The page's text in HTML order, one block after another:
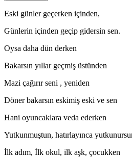
Eski günler geçerken içinden,
Günlerin içinden geçip gidersin sen.
Oysa daha dün derken
Bakarsın yıllar geçmiş üstünden
Mazi çağırır seni , yeniden
Döner bakarsın eskimiş eski ve sen
Hani oyuncaklara veda ederken
Yutkunmuştun, hatırlayınca
İlk adım, İlk okul, ilk aşk, çocukken